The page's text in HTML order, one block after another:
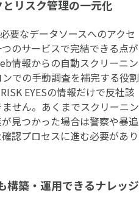
リスク管理の一元化
要なデータソースへのアクセ
のサービスで完結できる点が
情報からの自動スクリーニン
での手動調査を補完する役割
EYESの情報だけで反社該
せん。あくまでスクリーニン
見つかった場合は警察や暴追
認プロセスに進む必要があり
築・運用できるナレッジ